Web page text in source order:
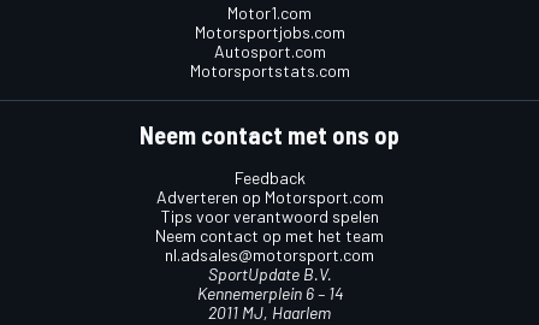
Motor1.com
Motorsportjobs.com
Autosport.com
Motorsportstats.com
Neem contact met ons op
Feedback
Adverteren op Motorsport.com
Tips voor verantwoord spelen
Neem contact op met het team
nl.adsales@motorsport.com
SportUpdate B.V.
Kennemerplein 6 – 14
2011 MJ, Haarlem